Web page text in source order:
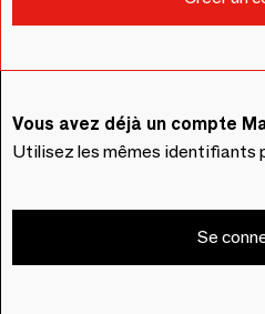
Vous avez déjà un compte
Utilisez les mêmes identifiants
Se